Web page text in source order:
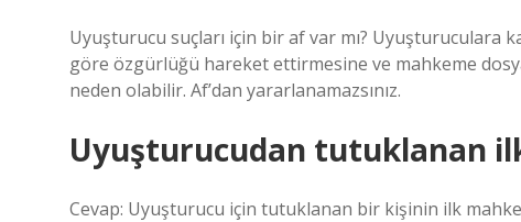
Uyuşturucu suçları için bir af var mı? Uyuşturuculara
göre özgürlüğü hareket ettirmesine ve mahkeme
neden olabilir. Af’dan yararlanamazsınız.
Uyuşturucudan tutuklanan
Cevap: Uyuşturucu için tutuklanan bir kişinin ilk